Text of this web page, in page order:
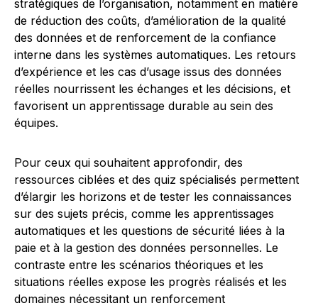
stratégiques de l’organisation, notamment en matière
de réduction des coûts, d’amélioration de la qualité
des données et de renforcement de la confiance
interne dans les systèmes automatiques. Les retours
d’expérience et les cas d’usage issus des données
réelles nourrissent les échanges et les décisions, et
favorisent un apprentissage durable au sein des
équipes.
Pour ceux qui souhaitent approfondir, des
ressources ciblées et des quiz spécialisés permettent
d’élargir les horizons et de tester les connaissances
sur des sujets précis, comme les apprentissages
automatiques et les questions de sécurité liées à la
paie et à la gestion des données personnelles. Le
contraste entre les scénarios théoriques et les
situations réelles expose les progrès réalisés et les
domaines nécessitant un renforcement